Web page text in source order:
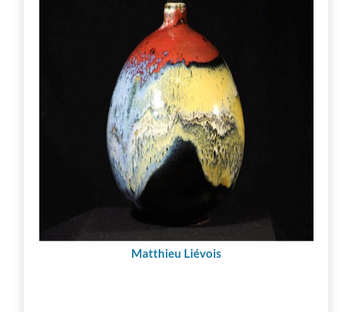
Matthieu Liévois